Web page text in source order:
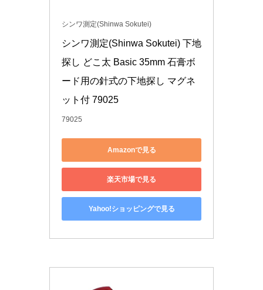
シンワ測定(Shinwa Sokutei)
シンワ測定(Shinwa Sokutei) 下地
探し どこ太 Basic 35mm 石膏ボ
ード用の針式の下地探し マグネ
ット付 79025
79025
Amazonで見る
楽天市場で見る
Yahoo!ショッピングで見る